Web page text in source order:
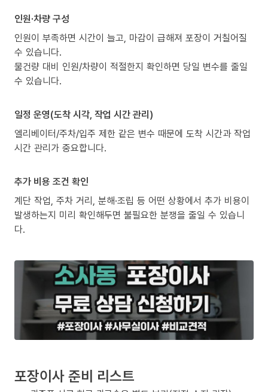
인원·차량 구성
인원이 부족하면 시간이 늘고, 마감이 급해져 포장이 거칠어질
수 있습니다.
물건량 대비 인원/차량이 적절한지 확인하면 당일 변수를 줄일
수 있습니다.
일정 운영(도착 시각, 작업 시간 관리)
엘리베이터/주차/입주 제한 같은 변수 때문에 도착 시간과 작업
시간 관리가 중요합니다.
추가 비용 조건 확인
계단 작업, 주차 거리, 분해·조립 등 어떤 상황에서 추가 비용이
발생하는지 미리 확인해두면 불필요한 분쟁을 줄일 수 있습니
다.
포장이사 준비 리스트